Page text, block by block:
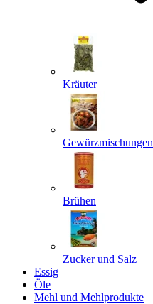
Kräuter
Gewürzmischungen
Brühen
Zucker und Salz
Essig
Öle
Mehl und Mehlprodukte